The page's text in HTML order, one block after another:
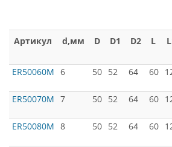
Артикул d,мм D D1 D2 L
ER50060M 6 50 52 64 60
ER50070M 7 50 52 64 60
ER50080M 8 50 52 64 60